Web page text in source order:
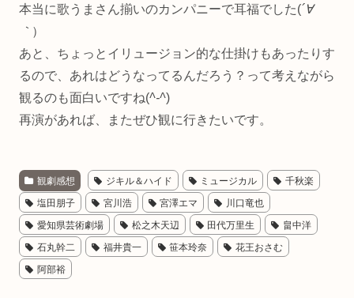
本当に歌うまさん揃いのカンパニーで耳福でした(´∀
｀ ）
あと、ちょっとイリュージョン的な仕掛けもあったりす
るので、あれはどうなってるんだろう？って考えながら
観るのも面白いですね(^-^)
再演があれば、またぜひ観に行きたいです。
観劇感想 ジキル＆ハイド ミュージカル 千秋楽
塩田朋子 宮川浩 宮澤エマ
川口竜也
愛知県芸術劇場
松之木天辺 田代万里生
畠中洋
石丸幹二
福井貴一 笹本玲奈
花王おさむ
阿部裕